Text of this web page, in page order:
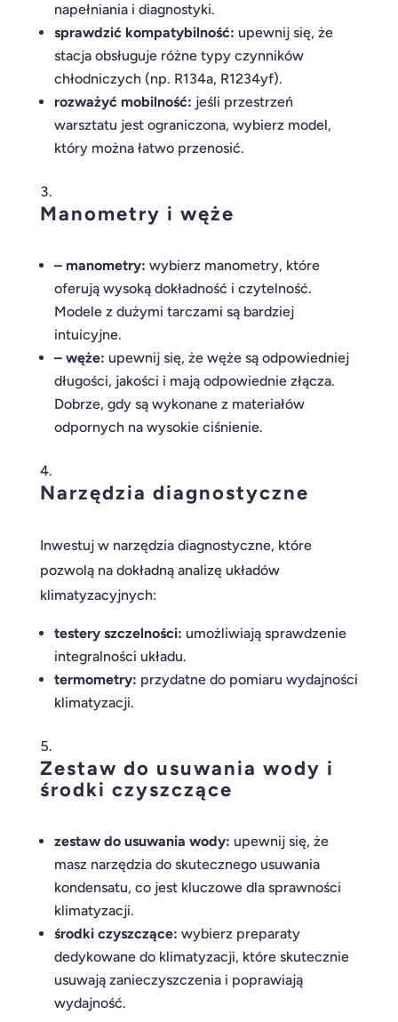
napełniania i diagnostyki.
sprawdzić kompatybilność: upewnij się, że
stacja obsługuje różne typy czynników
chłodniczych (np. R134a, R1234yf).
rozważyć mobilność: jeśli przestrzeń
warsztatu jest ograniczona, wybierz model,
który można łatwo przenosić.
Manometry i węże
– manometry: wybierz manometry, które
oferują wysoką dokładność i czytelność.
Modele z dużymi tarczami są bardziej
intuicyjne.
– węże: upewnij się, że węże są odpowiedniej
długości, jakości i mają odpowiednie złącza.
Dobrze, gdy są wykonane z materiałów
odpornych na wysokie ciśnienie.
Narzędzia diagnostyczne
Inwestuj w narzędzia diagnostyczne, które
pozwolą na dokładną analizę układów
klimatyzacyjnych:
testery szczelności: umożliwiają sprawdzenie
integralności układu.
termometry: przydatne do pomiaru wydajności
klimatyzacji.
Zestaw do usuwania wody i
środki czyszczące
zestaw do usuwania wody: upewnij się, że
masz narzędzia do skutecznego usuwania
kondensatu, co jest kluczowe dla sprawności
klimatyzacji.
środki czyszczące: wybierz preparaty
dedykowane do klimatyzacji, które skutecznie
usuwają zanieczyszczenia i poprawiają
wydajność.